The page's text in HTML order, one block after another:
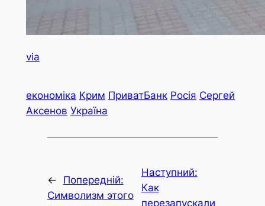
via
економіка Крим ПриватБанк Росія Сергей
Аксенов Україна
←
Попередній:
Символизм этого
Наступний:
Как
перезапускали